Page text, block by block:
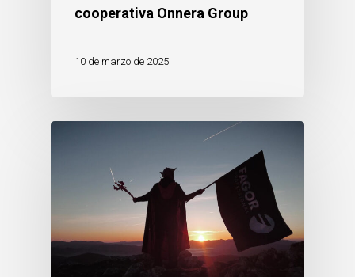
cooperativa Onnera Group
10 de marzo de 2025